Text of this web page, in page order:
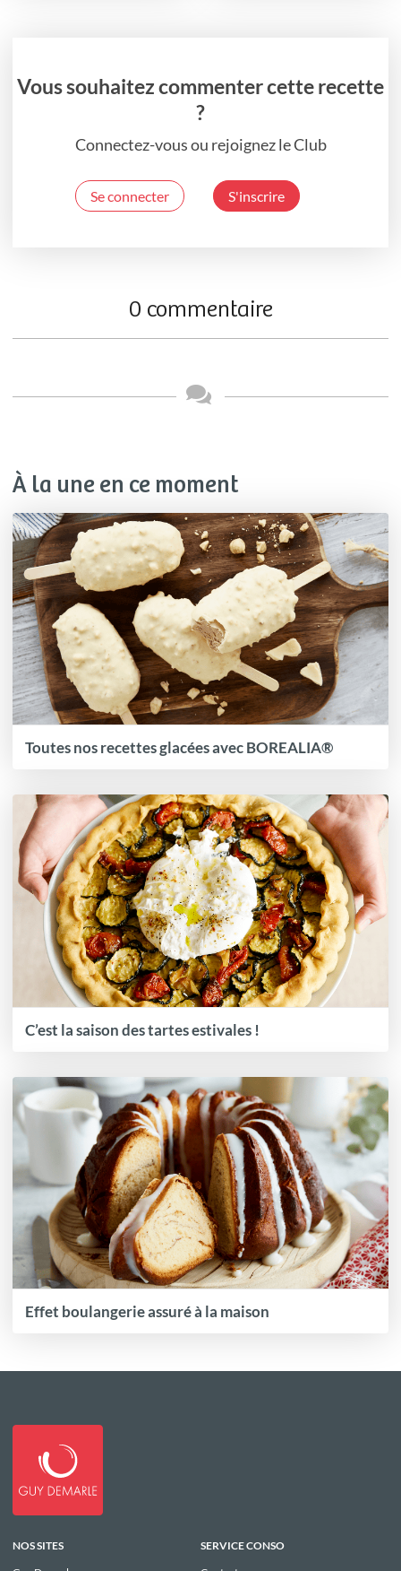
Vous souhaitez commenter cette recette
?
Connectez-vous ou rejoignez le Club
Se connecter S'inscrire
0 commentaire
À la une en ce moment
Toutes nos recettes glacées avec BOREALIA®
C’est la saison des tartes estivales !
Effet boulangerie assuré à la maison
NOS SITES
SERVICE CONSO